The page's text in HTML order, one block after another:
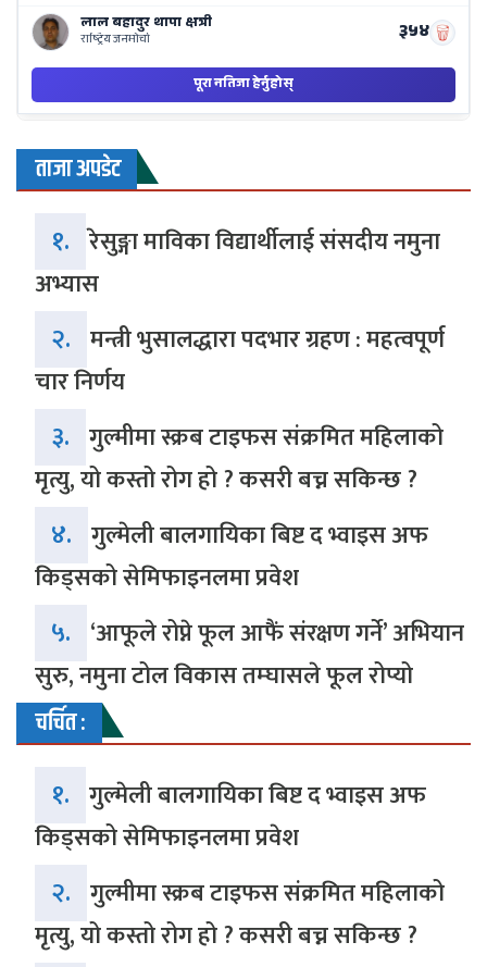
ताजा अपडेट
१. रेसुङ्गा माविका विद्यार्थीलाई संसदीय नमुना
अभ्यास
२. मन्त्री भुसालद्धारा पदभार ग्रहण : महत्वपूर्ण
चार निर्णय
३. गुल्मीमा स्क्रब टाइफस संक्रमित महिलाको
मृत्यु, यो कस्तो रोग हो ? कसरी बच्न सकिन्छ ?
४. गुल्मेली बालगायिका बिष्ट द भ्वाइस अफ
किड्सको सेमिफाइनलमा प्रवेश
५. ‘आफूले रोप्ने फूल आफैं संरक्षण गर्ने’ अभियान
सुरु, नमुना टोल विकास तम्घासले फूल रोप्यो
चर्चित :
१. गुल्मेली बालगायिका बिष्ट द भ्वाइस अफ
किड्सको सेमिफाइनलमा प्रवेश
२. गुल्मीमा स्क्रब टाइफस संक्रमित महिलाको
मृत्यु, यो कस्तो रोग हो ? कसरी बच्न सकिन्छ ?